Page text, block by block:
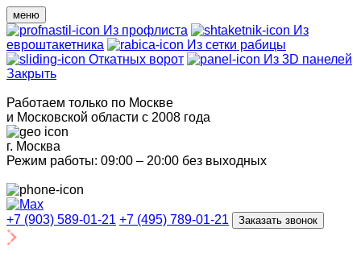
меню
Из профлиста
Из
евроштакетника
Из сетки рабицы
Откатных ворот
Из 3D панелей
Закрыть
Работаем только по Москве
и Московской области с 2008 года
г. Москва
Режим работы: 09:00 – 20:00 без выходных
+7 (903) 589-01-21 +7 (495) 789-01-21 Заказать звонок